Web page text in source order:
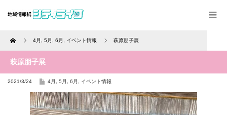
Home 4月 5月 6月 イベント情報 萩原朋子展
萩原朋子展
2021/3/24 4月 5月 6月 イベント情報